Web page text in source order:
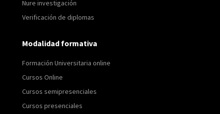
Nure investigación
Verificación de diplomas
Modalidad formativa
Formación Universitaria online
Cursos Online
Cursos semipresenciales
Cursos presenciales